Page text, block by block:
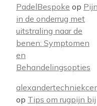
PadelBespoke op Pijn
in de onderrug met
uitstraling naar de
benen: Symptomen
en
Behandelingsopties
op Tips om rugpijn bij